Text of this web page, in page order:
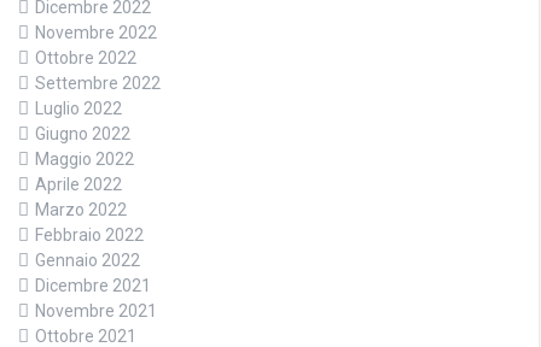
Dicembre 2022
Novembre 2022
Ottobre 2022
Settembre 2022
Luglio 2022
Giugno 2022
Maggio 2022
Aprile 2022
Marzo 2022
Febbraio 2022
Gennaio 2022
Dicembre 2021
Novembre 2021
Ottobre 2021